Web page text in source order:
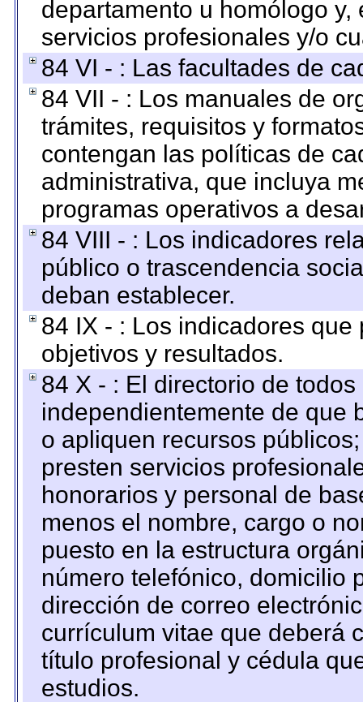
departamento u homólogo
servicios profesionales y/o
84 VI - : Las facultades de
84 VII - : Los manuales de
trámites, requisitos y
contengan las políticas de
administrativa, que incluya
programas operativos a
84 VIII - : Los indicadores
público o trascendencia
deban establecer.
84 IX - : Los indicadores
objetivos y resultados.
84 X - : El directorio de
independientemente de que
o apliquen recursos
presten servicios
honorarios y personal de
menos el nombre, cargo o
puesto en la estructura
número telefónico, domicilio
dirección de correo
currículum vitae que deberá
título profesional y cédula
estudios.